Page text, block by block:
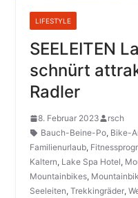
LIFESTYLE
SEELEITEN
schnürt
Radler
8. Februar 2023
rsch
Bauch-Beine-Po, Bike-
Familienurlaub,
Kaltern, Lake Spa Hotel,
Mountainbikes,
Seeleiten, Trekkingräder,